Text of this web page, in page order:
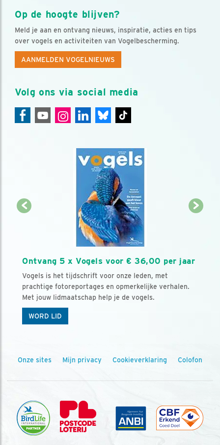
Op de hoogte blijven?
Meld je aan en ontvang nieuws, inspiratie, acties en tips
over vogels en activiteiten van Vogelbescherming.
AANMELDEN VOGELNIEUWS
Volg ons via social media
Ontvang 5 x Vogels voor € 36,00 per jaar
Vogels is het tijdschrift voor onze leden, met
prachtige fotoreportages en opmerkelijke verhalen.
Met jouw lidmaatschap help je de vogels.
WORD LID
Onze sites Mijn privacy Cookieverklaring Colofon